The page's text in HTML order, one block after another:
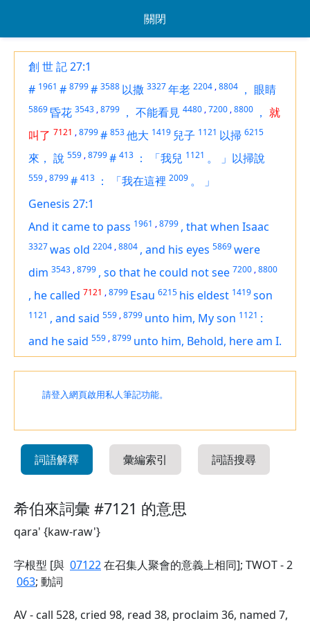
關閉
創 世 記 27:1
# 1961 # 8799# 3588 以撒 3327年老 2204 ,8804 ， 眼睛
5869昏花 3543 ,8799 ， 不能看見 4480 ,7200 ,8800 ， 就
叫了 7121 ,8799# 853他大 1419 兒子 1121 以掃 6215
來， 說 559 ,8799# 413 ： 「我兒 1121 。 」以掃說
559 ,8799# 413 ： 「我在這裡 2009 。
」
Genesis 27:1
And it came to pass 1961 ,8799 , that when Isaac
3327was old 2204 ,8804 , and his eyes 5869were
dim 3543 ,8799 , so that he could not see 7200 ,8800
, he called 7121 ,8799 Esau 6215 his eldest 1419son
1121 , and said 559 ,8799 unto him, My son 1121 :
and he said 559 ,8799 unto him, Behold, here am I.
請登入網頁啟用私人筆記功能。
詞語解釋 彙編索引 詞語搜尋
希伯來詞彙 #7121 的意思
qara' {kaw-raw'}
字根型 [與 07122在召集人聚會的意義上相同]; TWOT - 2
063; 動詞
AV - call 528, cried 98, read 38, proclaim 36, named 7,